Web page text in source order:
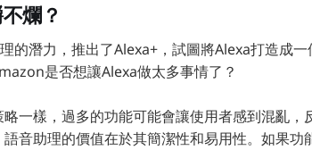
爛？
的潛力，推出了Alexa+，試圖將Alexa打造成
是否想讓Alexa做太多事情了？
一樣，過多的功能可能會讓使用者感到混亂，
音助理的價值在於其簡潔性和易用性。如果功